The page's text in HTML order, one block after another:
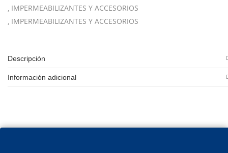
IMPERMEABILIZANTES Y ACCESORIOS
IMPERMEABILIZANTES Y ACCESORIOS
Descripción
Información adicional